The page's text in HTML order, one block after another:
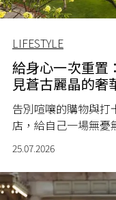
LIFESTYLE
給身心一次重置
見蒼古麗晶的奢
告別喧嚷的購物與
店，給自己一場無憂
25.07.2026